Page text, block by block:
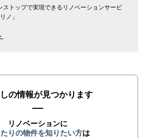
ストップで実現できるリノベーションサービ
ノ」
の情報が見つかります
リノベーションに
りの物件を知りたい方は